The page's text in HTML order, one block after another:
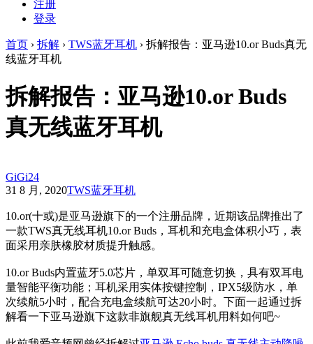
注册
登录
首页 › 拆解 › TWS蓝牙耳机 › 拆解报告：亚马逊10.or Buds真无
线蓝牙耳机
拆解报告：亚马逊10.or Buds
真无线蓝牙耳机
GiGi24
31 8 月, 2020TWS蓝牙耳机
10.or(十或)是亚马逊旗下的一个注册品牌，近期该品牌推出了
一款TWS真无线耳机10.or Buds，耳机和充电盒体积小巧，表
面采用亲肤橡胶材质提升触感。
10.or Buds内置蓝牙5.0芯片，单双耳可随意切换，具有双耳电
量智能平衡功能；耳机采用实体按键控制，IPX5级防水，单
次续航5小时，配合充电盒续航可达20小时。下面一起通过拆
解看一下亚马逊旗下这款非旗舰真无线耳机用料如何吧~